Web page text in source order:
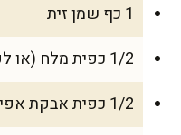
1 כף שמן זית
1/2 כפית מלח (או לפי הטעם)
1/2 כפית אבקת אפייה